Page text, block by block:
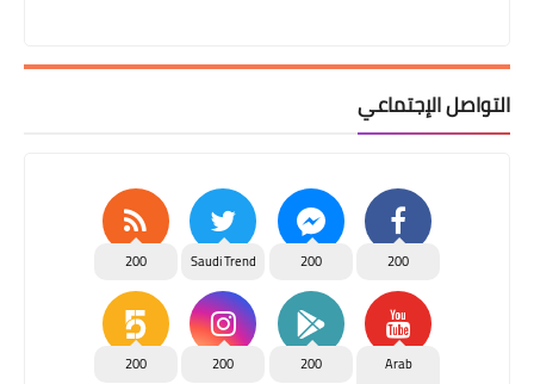
التواصل الإجتماعي
200
200
Saudi Trend
200
Arab
200
200
200